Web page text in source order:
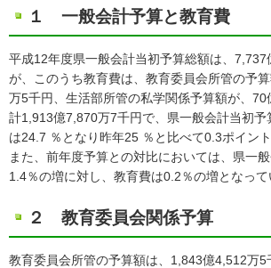
１ 一般会計予算と教育費
平成12年度県一般会計当初予算総額は、
が、このうち教育費は、教育委員会所管の予
万5千円、生活部所管の私学関係予算額が、
計1,913億7,870万7千円で、県一般会計当初予
は24.7 ％となり昨年25 ％と比べて0.3ポイント
また、前年度予算との対比においては、県一
1.4％の増に対し、教育費は0.2％の増となって
２ 教育委員会関係予算
教育委員会所管の予算額は、1,843億4,512万5